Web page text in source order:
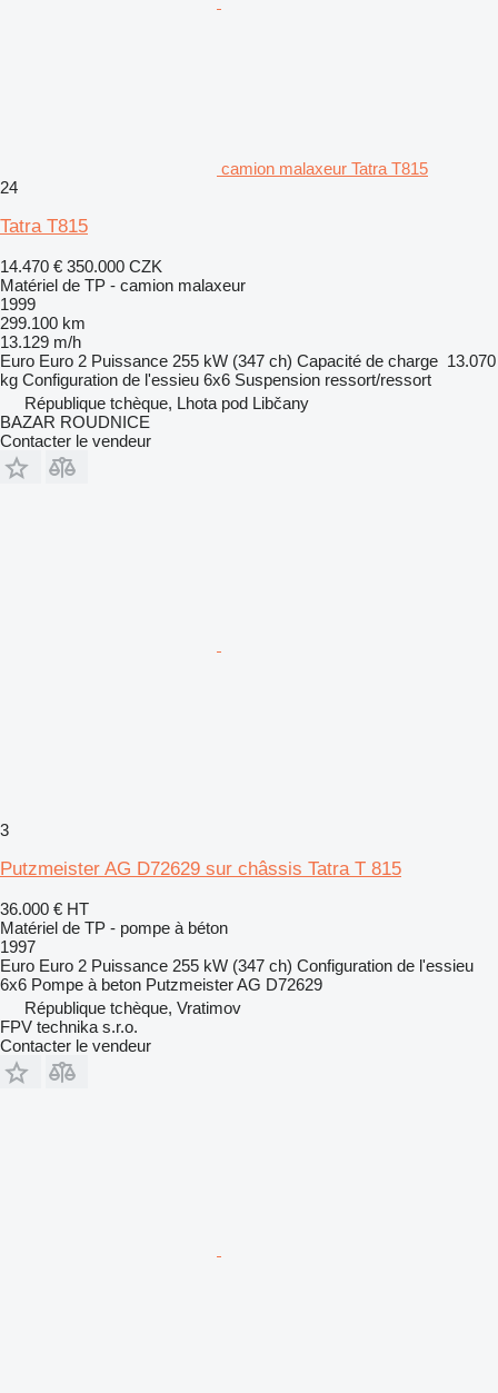
camion malaxeur Tatra T815
24
Tatra T815
14.470 € 350.000 CZK
Matériel de TP - camion malaxeur
1999
299.100 km
13.129 m/h
Euro Euro 2 Puissance 255 kW (347 ch) Capacité de charge 13.070
kg Configuration de l'essieu 6x6 Suspension ressort/ressort
République tchèque, Lhota pod Libčany
BAZAR ROUDNICE
Contacter le vendeur
3
Putzmeister AG D72629 sur châssis Tatra T 815
36.000 € HT
Matériel de TP - pompe à béton
1997
Euro Euro 2 Puissance 255 kW (347 ch) Configuration de l'essieu
6x6 Pompe à beton Putzmeister AG D72629
République tchèque, Vratimov
FPV technika s.r.o.
Contacter le vendeur